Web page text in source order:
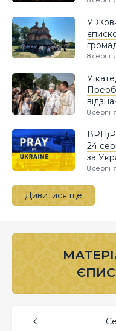
У
8 серпня
У
8 серпня
24
за
8 серпня
Дивитися ще